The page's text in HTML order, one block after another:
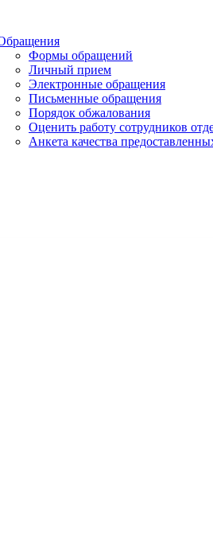
Формы обращений
Личный прием
Электронные обращения
Письменные обращения
Порядок обжалования
Оценить работу сотрудников
Анкета качества